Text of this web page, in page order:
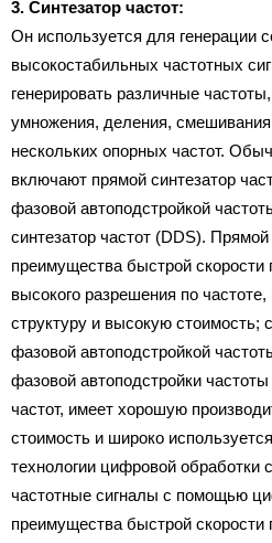
3. Синтезатор частот:
Он используется для генерации
высокостабильных частотных
генерировать различные
умножения, деления,
нескольких опорных частот.
включают прямой синтезатор
фазовой автоподстройкой
синтезатор частот (DDS).
преимущества быстрой скорости
высокого разрешения по
структуру и высокую стоимость;
фазовой автоподстройкой
фазовой автоподстройки
частот, имеет хорошую
стоимость и широко
технологии цифровой обработки
частотные сигналы с помощью
преимущества быстрой скорости